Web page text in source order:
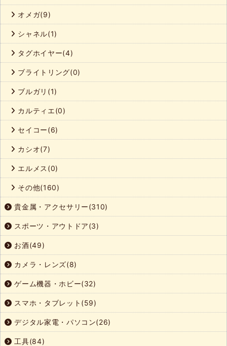
オメガ(9)
シャネル(1)
タグホイヤー(4)
ブライトリング(0)
ブルガリ(1)
カルティエ(0)
セイコー(6)
カシオ(7)
エルメス(0)
その他(160)
貴金属・アクセサリー(310)
スポーツ・アウトドア(3)
お酒(49)
カメラ・レンズ(8)
ゲーム機器・ホビー(32)
スマホ・タブレット(59)
デジタル家電・パソコン(26)
工具(84)